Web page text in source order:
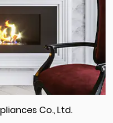
Co., Ltd.